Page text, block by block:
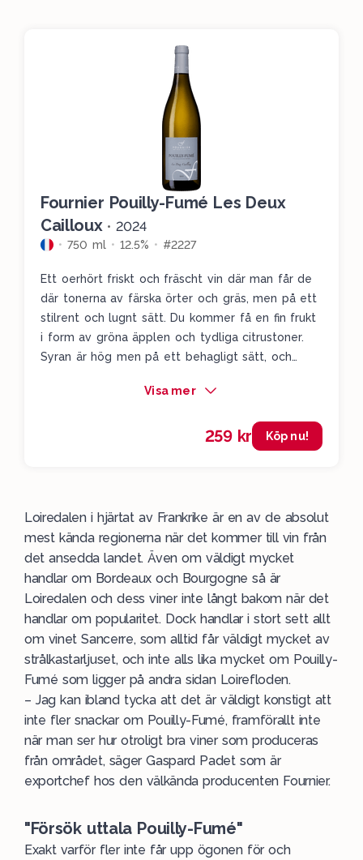
Fournier Pouilly-Fumé Les Deux
Cailloux • 2024
750 ml 12.5% #2227
Ett oerhört friskt och fräscht vin där man får de
där tonerna av färska örter och gräs, men på ett
stilrent och lugnt sätt. Du kommer få en fin frukt
i form av gröna äpplen och tydliga citrustoner.
Syran är hög men på ett behagligt sätt, och
fin frukt, hög syra och du kommer känna igen de
Visa mer
259 kr Köp nu!
Loiredaleni hjärtat av Frankrike är en av de absolut
mest kända regionerna när det kommer till vin från
det ansedda landet. Även om väldigt mycket
handlar om Bordeaux och Bourgogne så är
Loiredalen och dess viner inte långt bakom när det
handlar om popularitet. Dock handlar i stort sett allt
om vinetSancerre, som alltid får väldigt mycket av
strålkastarljuset, och inte alls lika mycket om Pouilly-
Fumé som ligger på andra sidan Loirefloden.
– Jag kan ibland tycka att det är väldigt konstigt att
inte fler snackar om Pouilly-Fumé, framförallt inte
när man ser hur otroligt bra viner som produceras
från området, säger Gaspard Padet som är
exportchef hos den välkända producenten Fournier.
"Försök uttala Pouilly-Fumé"
Exakt varför fler inte får upp ögonen för och